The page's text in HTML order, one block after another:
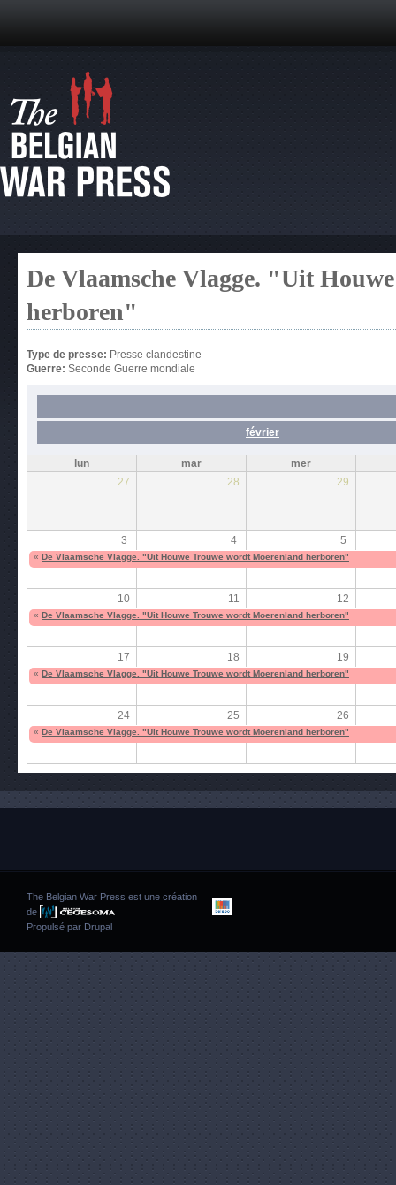
De Vlaamsche Vlagge. "Uit
herboren"
Type de presse: Presse clandestine
Guerre: Seconde Guerre mondiale
février
lun mar
mer
27
28 29
3 4 5
« De Vlaamsche Vlagge. "Uit Houwe Trouwe wordt Moerenland herboren"
10 11 12
« De Vlaamsche Vlagge. "Uit Houwe Trouwe wordt Moerenland herboren"
17 18 19
« De Vlaamsche Vlagge. "Uit Houwe Trouwe wordt Moerenland herboren"
24 25 26
« De Vlaamsche Vlagge. "Uit Houwe Trouwe wordt Moerenland herboren"
The Belgian War Press est une création
de
Propulsé par Drupal